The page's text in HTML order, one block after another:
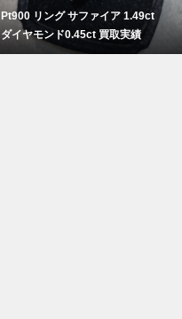
Pt900 リング サファイア 1.49ct
ダイヤモンド0.45ct 買取実績